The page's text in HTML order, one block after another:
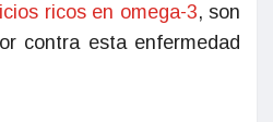
ricos en omega-3, son
contra esta enfermedad